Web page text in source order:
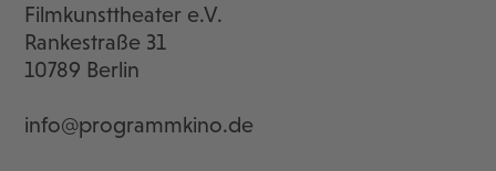
Filmkunsttheater e.V.
Rankestraße 31
10789 Berlin
info@programmkino.de